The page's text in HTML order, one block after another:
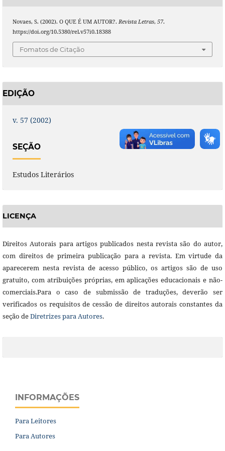
Novaes, S. (2002). O QUE É UM AUTOR?. Revista Letras, 57.
https://doi.org/10.5380/rel.v57i0.18388
Fomatos de Citação
EDIÇÃO
v. 57 (2002)
SEÇÃO
Estudos Literários
LICENÇA
Direitos Autorais para artigos publicados nesta revista são do autor,
com direitos de primeira publicação para a revista. Em virtude da
aparecerem nesta revista de acesso público, os artigos são de uso
gratuito, com atribuições próprias, em aplicações educacionais e não-
comerciais.Para o caso de submissão de traduções, deverão ser
verificados os requisitos de cessão de direitos autorais constantes da
seção deDiretrizes para Autores.
INFORMAÇÕES
Para Leitores
Para Autores